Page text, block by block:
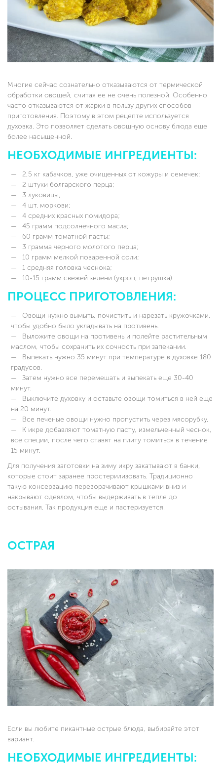
Многие сейчас сознательно отказываются от термической
обработки овощей, считая ее не очень полезной. Особенно
часто отказываются от жарки в пользу других способов
приготовления. Поэтому в этом рецепте используется
духовка. Это позволяет сделать овощную основу блюда еще
более насыщенной.
НЕОБХОДИМЫЕ ИНГРЕДИЕНТЫ:
2,5 кг кабачков, уже очищенных от кожуры и семечек;
2 штуки болгарского перца;
3 луковицы;
4 шт. моркови;
4 средних красных помидора;
45 грамм подсолнечного масла;
60 грамм томатной пасты;
3 грамма черного молотого перца;
10 грамм мелкой поваренной соли;
1 средняя головка чеснока;
10-15 грамм свежей зелени (укроп, петрушка).
ПРОЦЕСС ПРИГОТОВЛЕНИЯ:
Овощи нужно вымыть, почистить и нарезать кружочками,
чтобы удобно было укладывать на противень.
Выложите овощи на противень и полейте растительным
маслом, чтобы сохранить их сочность при запекании.
Выпекать нужно 35 минут при температуре в духовке 180
градусов.
Затем нужно все перемешать и выпекать еще 30-40
минут.
Выключите духовку и оставьте овощи томиться в ней еще
на 20 минут.
Все печеные овощи нужно пропустить через мясорубку.
К икре добавляют томатную пасту, измельченный чеснок,
все специи, после чего ставят на плиту томиться в течение
15 минут.
Для получения заготовки на зиму икру закатывают в банки,
которые стоит заранее простерилизовать. Традиционно
такую консервацию переворачивают крышками вниз и
накрывают одеялом, чтобы выдерживать в тепле до
остывания. Так продукция еще и пастеризуется.
ОСТРАЯ
Если вы любите пикантные острые блюда, выбирайте этот
вариант.
НЕОБХОДИМЫЕ ИНГРЕДИЕНТЫ: